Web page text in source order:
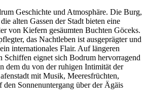
Geschichte und Atmosphäre. Die Burg,
alten Gassen der Stadt bieten eine
von Kiefern gesäumten Buchten Göceks.
das Nachtleben ist ausgeprägter und
internationales Flair. Auf längeren
Schiffen eignet sich Bodrum hervorragend
dem du von der ruhigen Intimität der
mit Musik, Meeresfrüchten,
Sonnenuntergang über der Ägäis